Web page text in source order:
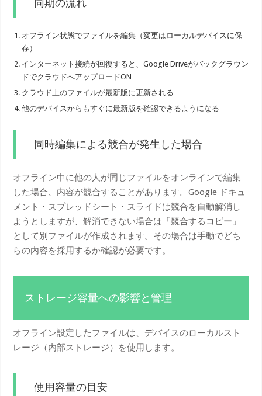
同期の流れ
オフライン状態でファイルを編集（変更はローカルデバイスに保
存）
インターネット接続が回復すると、Google Driveがバックグラウン
ドでクラウドへアップロードON
クラウド上のファイルが最新版に更新される
他のデバイスからもすぐに最新版を確認できるようになる
同時編集による競合が発生した場合
オフライン中に他の人が同じファイルをオンラインで編集
した場合、内容が競合することがあります。Google ドキュ
メント・スプレッドシート・スライドは競合を自動解消し
ようとしますが、解消できない場合は「競合するコピー」
として別ファイルが作成されます。その場合は手動でどち
らの内容を採用するか確認が必要です。
ストレージ容量への影響と管理
オフライン設定したファイルは、デバイスのローカルスト
レージ（内部ストレージ）を使用します。
使用容量の目安